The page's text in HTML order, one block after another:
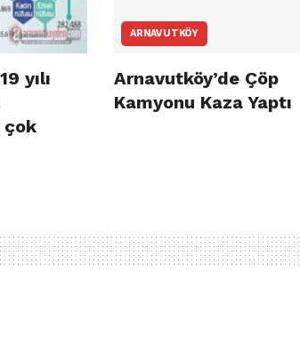
yılı
çok
ARNAVUTKÖY
Arnavutköy’de Çöp
Kamyonu Kaza Yaptı